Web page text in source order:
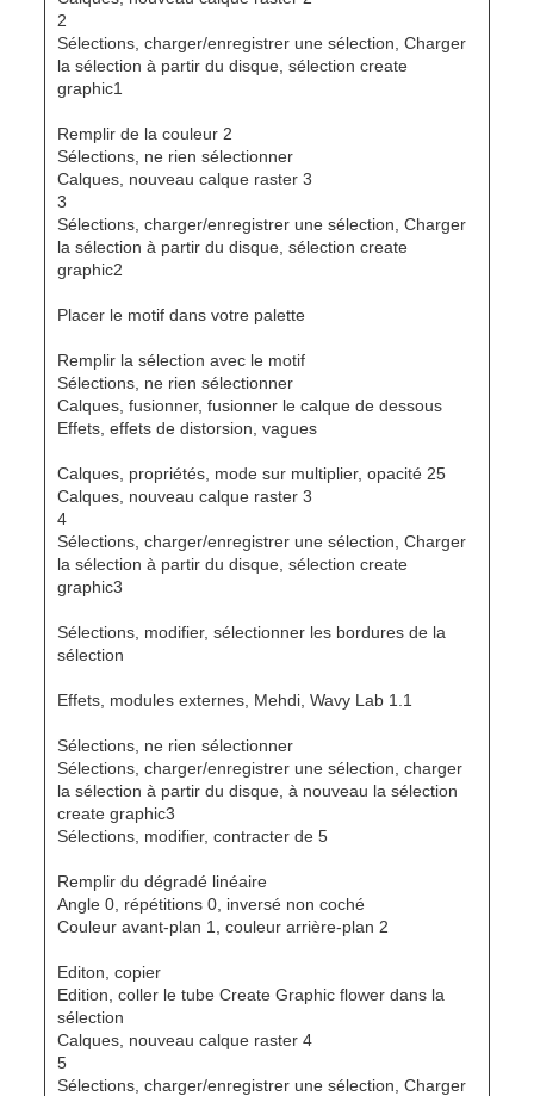
2
Sélections, charger/enregistrer une sélection, Charger
la sélection à partir du disque, sélection create
graphic1
Remplir de la couleur 2
Sélections, ne rien sélectionner
Calques, nouveau calque raster 3
3
Sélections, charger/enregistrer une sélection, Charger
la sélection à partir du disque, sélection create
graphic2
Placer le motif dans votre palette
Remplir la sélection avec le motif
Sélections, ne rien sélectionner
Calques, fusionner, fusionner le calque de dessous
Effets, effets de distorsion, vagues
Calques, propriétés, mode sur multiplier, opacité 25
Calques, nouveau calque raster 3
4
Sélections, charger/enregistrer une sélection, Charger
la sélection à partir du disque, sélection create
graphic3
Sélections, modifier, sélectionner les bordures de la
sélection
Effets, modules externes, Mehdi, Wavy Lab 1.1
Sélections, ne rien sélectionner
Sélections, charger/enregistrer une sélection, charger
la sélection à partir du disque, à nouveau la sélection
create graphic3
Sélections, modifier, contracter de 5
Remplir du dégradé linéaire
Angle 0, répétitions 0, inversé non coché
Couleur avant-plan 1, couleur arrière-plan 2
Editon, copier
Edition, coller le tube Create Graphic flower dans la
sélection
Calques, nouveau calque raster 4
5
Sélections, charger/enregistrer une sélection, Charger